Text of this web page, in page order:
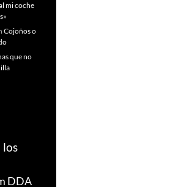
mi coche
Cojoños o
que no
los
DDA